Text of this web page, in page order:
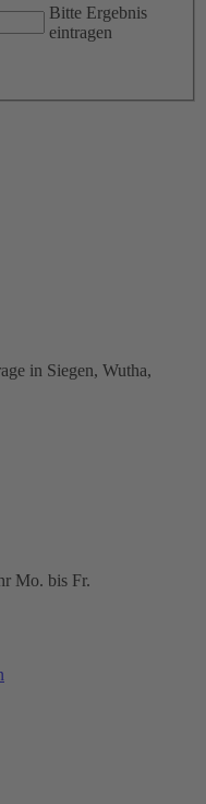
Bitte Ergebnis
eintragen
Mo. bis Fr.